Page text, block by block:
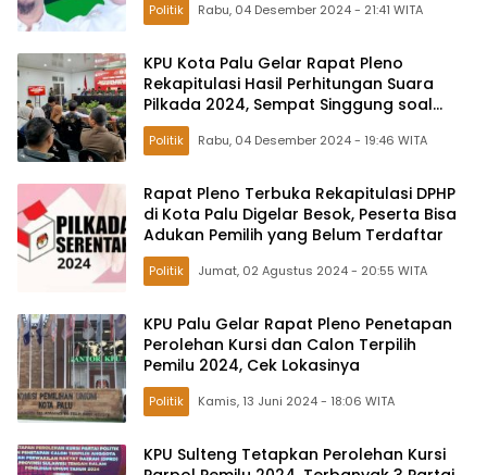
Politik Rabu, 04 Desember 2024 - 21:41 WITA
KPU Kota Palu Gelar Rapat Pleno
Rekapitulasi Hasil Perhitungan Suara
Pilkada 2024, Sempat Singgung soal
APBD
Politik Rabu, 04 Desember 2024 - 19:46 WITA
Rapat Pleno Terbuka Rekapitulasi DPHP
di Kota Palu Digelar Besok, Peserta Bisa
Adukan Pemilih yang Belum Terdaftar
Politik Jumat, 02 Agustus 2024 - 20:55 WITA
KPU Palu Gelar Rapat Pleno Penetapan
Perolehan Kursi dan Calon Terpilih
Pemilu 2024, Cek Lokasinya
Politik Kamis, 13 Juni 2024 - 18:06 WITA
KPU Sulteng Tetapkan Perolehan Kursi